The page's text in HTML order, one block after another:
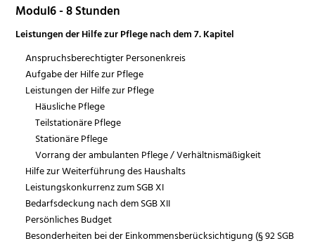
Modul6 - 8 Stunden
Leistungen der Hilfe zur Pflege nach dem 7. Kapitel
Anspruchsberechtigter Personenkreis
Aufgabe der Hilfe zur Pflege
Leistungen der Hilfe zur Pflege
Häusliche Pflege
Teilstationäre Pflege
Stationäre Pflege
Vorrang der ambulanten Pflege / Verhältnismäßigkeit
Hilfe zur Weiterführung des Haushalts
Leistungskonkurrenz zum SGB XI
Bedarfsdeckung nach dem SGB XII
Persönliches Budget
Besonderheiten bei der Einkommensberücksichtigung (§ 92 SGB